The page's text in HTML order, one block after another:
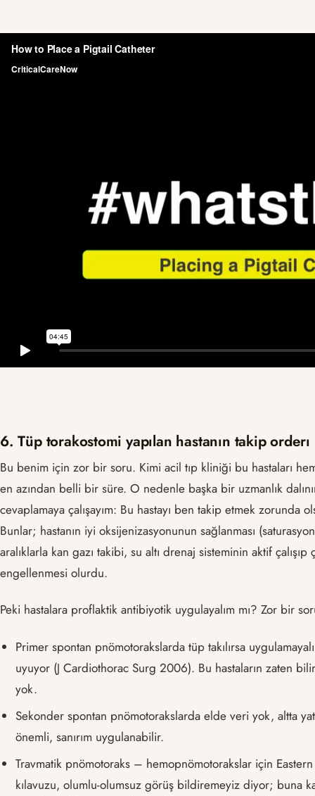
6. Tüp torakostomi yapılan hastanın takip
Bu benim için zor bir soru. Kimi acil tıp kliniği bu hastaları
en azından belli bir süre. O nedenle başka bir uzmanlık
cevaplamaya çalışayım: Bu hastayı ben takip etmek zorunda
Bunlar; hastanın iyi oksijenizasyonunun sağlanması
aralıklarla kan gazı takibi, su altı drenaj sisteminin aktif çalışıp
engellenmesi olurdu.
Peki hastalara proflaktik antibiyotik uygulayalım mı? Zor bir
Primer spontan pnömotorakslarda tüp takılırsa
uyuyor (J Cardiothorac Surg 2006). Bu hastaların zaten
yok.
Sekonder spontan pnömotorakslarda elde veri yok, altta
önemli, sanırım uygulanabilir.
Travmatik pnömotoraks – hemopnömotorakslar için
kılavuzu, olumlu-olumsuz görüş bildiremeyiz diyor; buna